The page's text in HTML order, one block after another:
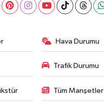
Hava Durumu
Trafik Durumu
Tüm Manşetler